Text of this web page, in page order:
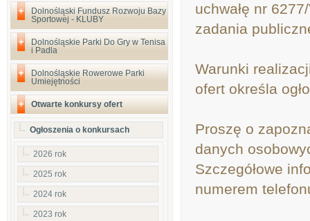
Dolnośląski Fundusz Rozwoju Bazy
Sportowej - KLUBY
Dolnośląskie Parki Do Gry w Tenisa
i Padla
Dolnośląskie Rowerowe Parki
Umiejętności
Otwarte konkursy ofert
Ogłoszenia o konkursach
2026 rok
2025 rok
2024 rok
2023 rok
uchwałę nr
zadania
Warunki
ofert określa
Proszę o
danych
Szczegółowe
numerem